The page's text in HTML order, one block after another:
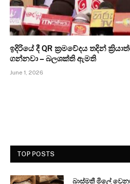
ඉදිරියේ දී QR ක්‍රමවේදය තදින්
ගන්නවා – බලශක්ති ඇමති
June 1, 2026
TOP POSTS
බාස්මතී මිලේ